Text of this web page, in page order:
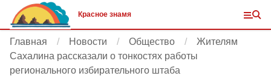
Красное знамя
Главная Новости Общество
Жителям
Сахалина рассказали о тонкостях работы
регионального избирательного штаба